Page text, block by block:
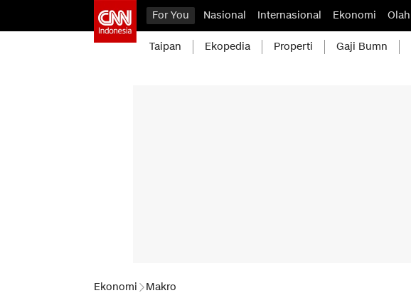
For You Nasional Internasional Ekonomi
Taipan Ekopedia Properti Gaji Bumn
Ekonomi Makro